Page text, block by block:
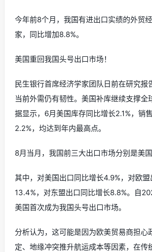
今年前8个月，我国有进出口实绩的外贸
家，同比增加8.8%。
美国重回我国头号出口市场！
民生银行首席经济学家团队日前在研究报
当前外需仍有韧性。美国补库继续支撑全
据显示，6月美国库存同比增长2.1%，销
2.2%，均达到年内最高点。
8月当月，我国前三大出口市场分别是美国
其中，对美国出口同比增长4.9%，对欧
13.4%，对东盟出口同比增长8.8%。自
美国首次成为我国头号出口市场。
分析认为，这可能是因为欧美贸易商担心
定、地缘冲突推升航运成本等因素，在传